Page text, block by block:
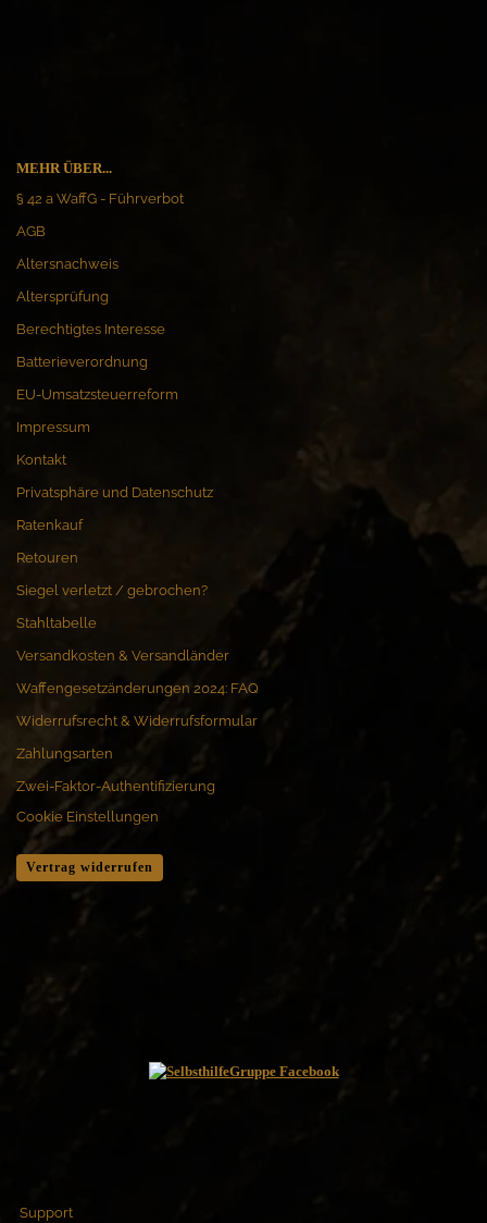
MEHR ÜBER...
§ 42 a WaffG - Führverbot
AGB
Altersnachweis
Altersprüfung
Berechtigtes Interesse
Batterieverordnung
EU-Umsatzsteuerreform
Impressum
Kontakt
Privatsphäre und Datenschutz
Ratenkauf
Retouren
Siegel verletzt / gebrochen?
Stahltabelle
Versandkosten & Versandländer
Waffengesetzänderungen 2024: FAQ
Widerrufsrecht & Widerrufsformular
Zahlungsarten
Zwei-Faktor-Authentifizierung
Cookie Einstellungen
Vertrag widerrufen
Support